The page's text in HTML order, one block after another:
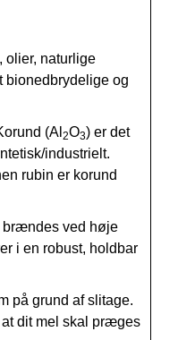
olier, naturlige
bionedbrydelige og
(Al 2O3) er det
industrielt.
rubin er korund
brændes ved høje
i en robust, holdbar
på grund af slitage.
at dit mel skal præges